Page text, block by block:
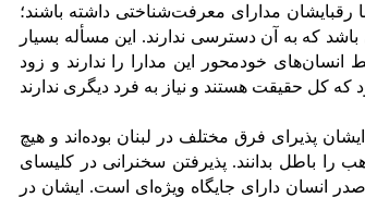
رقبایشان مدارای معرفت‌شناختی داشته باشند؛
که به آن دسترسی ندارند. این مسأله بسیار
خودمحور این مدارا را ندارند و زود
پذیرای فرق مختلف در لبنان بوده‌اند و هیچ
باطل بدانند. پذیرفتن سخنرانی در کلیسای
انسان دارای جایگاه ویژه‌ای است. ایشان در